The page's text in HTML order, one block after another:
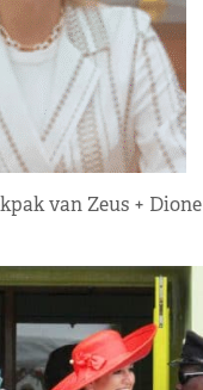
van Zeus + Dione